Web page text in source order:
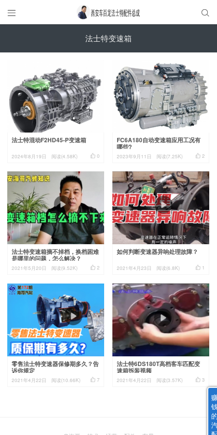
 
法士特变速箱
法士特混动F2HD45-P变速箱
 0
2024年8月19日 阅读(4.58K)
FC6A180自动变速箱应用工况有
哪些?
 2
2023年9月11日 阅读(7.25K)
法士特变速箱摘不掉档，换档困难
是哪里的问题，怎么解决？
 2
2021年5月20日 阅读(9.52K)
如何判断变速器异响处理故障？
 1
2021年4月23日 阅读(6.8K)
零售法士特变速器保修期多久？告
诉你规定
 7
2021年4月22日 阅读(10.66K)
法士特6DS180T高档客车匹配变
速箱拆装视频
 3
2021年4月22日 阅读(3.57K)